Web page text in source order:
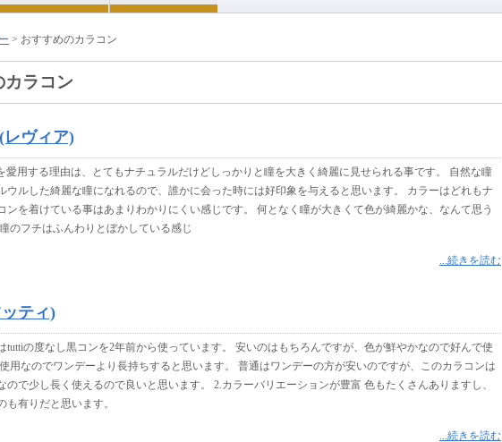
> おすすめのカラコン
カラコン
ヴィア)
愛用する理由は、とてもナチュラルだけどしっかりと瞳を大きく綺麗に見せられる事です。 自然な瞳
ウルした綺麗な瞳になれるので、誰かに会った時には好印象を与えると思います。 カラーはどれもナ
ンを着けている事はあまりわかりにくい感じです。 何となく瞳が大きくて色が綺麗かな、なんて思う
のフチはふんわりとぼかしている感じ
...続きを読む
ティ)
tuttiの度なし黒コンを2年前から使っています。 安いのはもちろんですが、色が鮮やかなので好んで使
用なのでワンデーより長持ちすると思います。 普通はワンデーの方が安いのですが、このカラコンは
ので少し長く使えるので良いと思います。 2.カラーバリエーションが豊富 色もたくさんありますし、
も有りだと思います。
...続きを読む